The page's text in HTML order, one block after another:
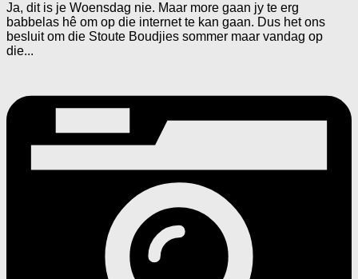
Ja, dit is je Woensdag nie. Maar more gaan jy te erg
babbelas hê om op die internet te kan gaan. Dus het ons
besluit om die Stoute Boudjies sommer maar vandag op
die...